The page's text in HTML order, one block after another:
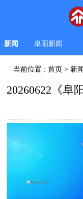
新闻 阜阳新闻
当前位置 :首页 > 新
20260622《阜